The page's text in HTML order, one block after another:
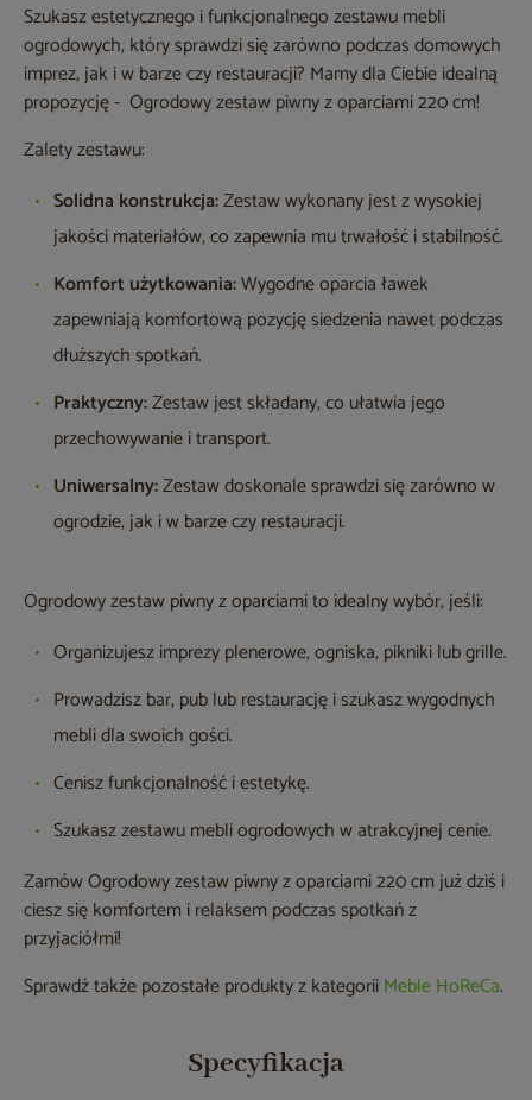
Szukasz estetycznego i funkcjonalnego zestawu mebli
ogrodowych, który sprawdzi się zarówno podczas domowych
imprez, jak i w barze czy restauracji? Mamy dla Ciebie idealną
propozycję - Ogrodowy zestaw piwny z oparciami 220 cm!
Zalety zestawu:
Solidna konstrukcja:Zestaw wykonany jest z wysokiej
jakości materiałów, co zapewnia mu trwałość i stabilność.
Komfort użytkowania:Wygodne oparcia ławek
zapewniają komfortową pozycję siedzenia nawet podczas
dłuższych spotkań.
Praktyczny:Zestaw jest składany, co ułatwia jego
przechowywanie i transport.
Uniwersalny:Zestaw doskonale sprawdzi się zarówno w
ogrodzie, jak i w barze czy restauracji.
Ogrodowy zestaw piwny z oparciami to idealny wybór, jeśli:
Organizujesz imprezy plenerowe, ogniska, pikniki lub grille.
Prowadzisz bar, pub lub restaurację i szukasz wygodnych
mebli dla swoich gości.
Cenisz funkcjonalność i estetykę.
Szukasz zestawu mebli ogrodowych w atrakcyjnej cenie.
Zamów Ogrodowy zestaw piwny z oparciami 220 cm już dziś i
ciesz się komfortem i relaksem podczas spotkań z
przyjaciółmi!
Sprawdź także pozostałe produkty z kategoriiMeble HoReCa.
Specyfikacja